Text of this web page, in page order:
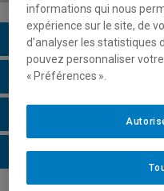
Description du cours
Horaire - Été 2026
Horaire - Automne 2026
Horaire - Hiver 2027
informations qui nous
expérience sur le site, de
d’analyser les statistiques
pouvez personnaliser
« Préférences ».